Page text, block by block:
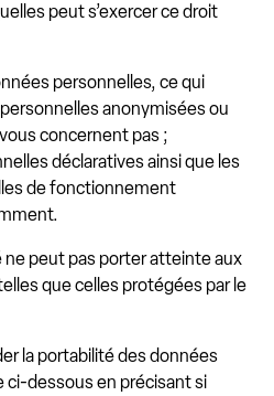
peut s’exercer ce droit
personnelles, ce qui
anonymisées ou
concernent pas ;
déclaratives ainsi que les
de fonctionnement
ne peut pas porter atteinte aux
que celles protégées par le
la portabilité des données
ci-dessous en précisant si